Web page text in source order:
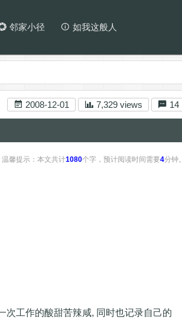
邻家小径 如我这般人
2008-12-01 7,329 views 14
温馨提示：本文共计1080个字，预计阅读时间需要4分钟。
次工作的酸甜苦辣咸, 同时也记录自己的